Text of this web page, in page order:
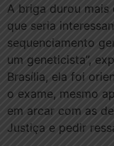
A briga durou mais
que seria
sequenciamento
um geneticista”,
Brasília, ela foi
o exame, mesmo
em arcar com as
Justiça e pedir